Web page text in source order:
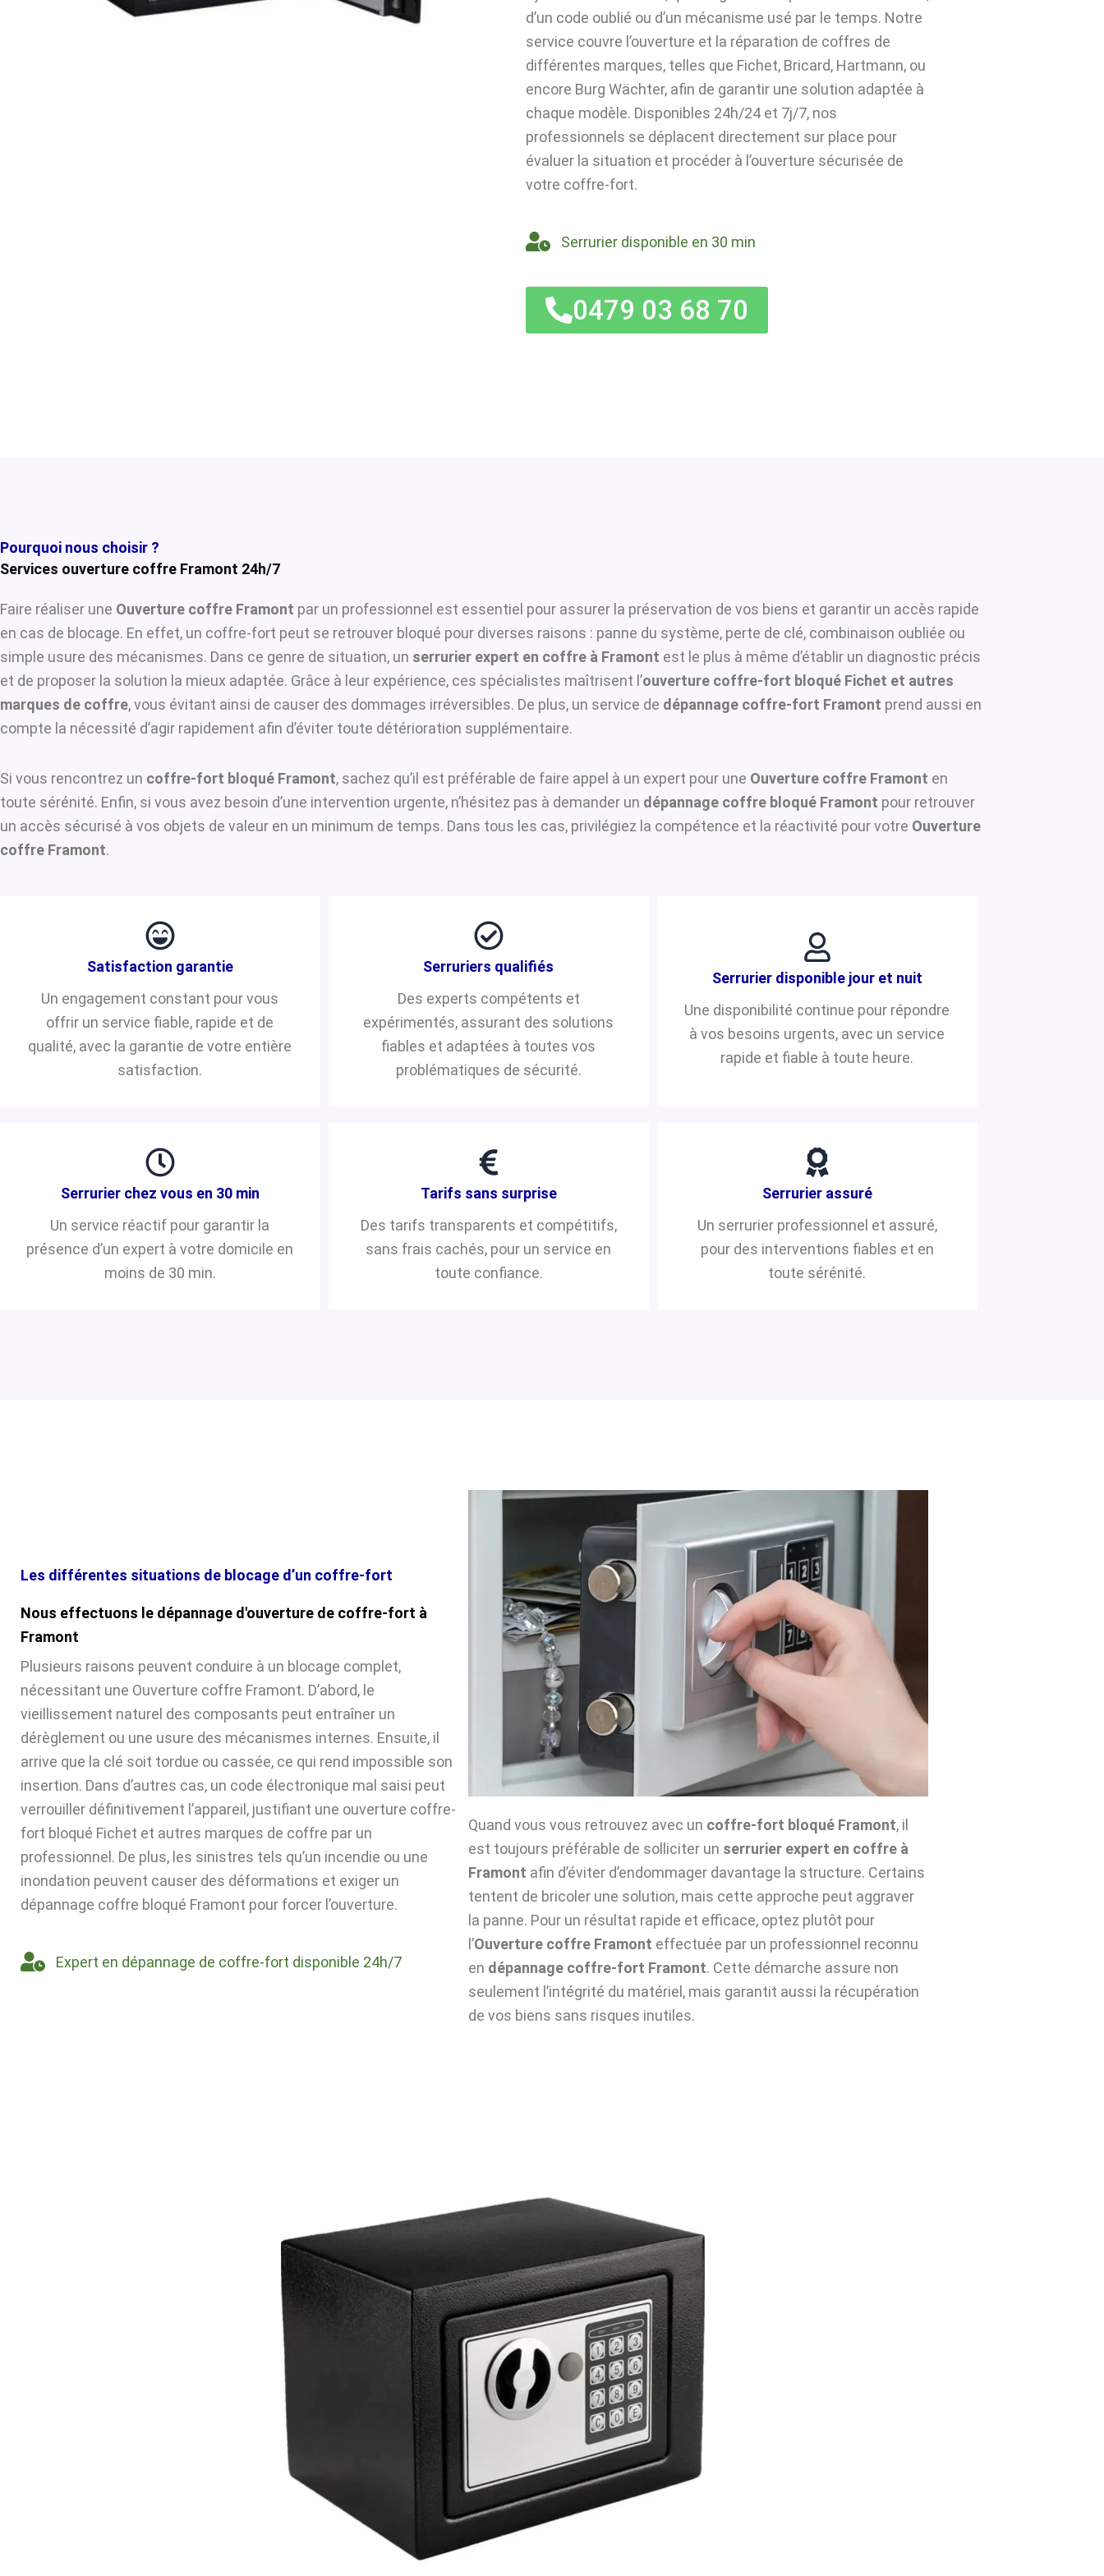
d’un code oublié ou d’un mécanisme usé par le temps. Notre
service couvre l’ouverture et la réparation de coffres de
différentes marques, telles que Fichet, Bricard, Hartmann, ou
encore Burg Wächter, afin de garantir une solution adaptée à
chaque modèle. Disponibles 24h/24 et 7j/7, nos
professionnels se déplacent directement sur place pour
évaluer la situation et procéder à l’ouverture sécurisée de
votre coffre-fort.
Serrurier disponible en 30 min
0479 03 68 70
Pourquoi nous choisir ?
Services ouverture coffre Framont 24h/7
Faire réaliser une Ouverture coffre Framont par un professionnel est essentiel pour assurer la préservation de vos biens et garantir un accès rapide
en cas de blocage. En effet, un coffre-fort peut se retrouver bloqué pour diverses raisons : panne du système, perte de clé, combinaison oubliée ou
simple usure des mécanismes. Dans ce genre de situation, un serrurier expert en coffre à Framont est le plus à même d’établir un diagnostic précis
et de proposer la solution la mieux adaptée. Grâce à leur expérience, ces spécialistes maîtrisent l’ouverture coffre-fort bloqué Fichet et autres
marques de coffre, vous évitant ainsi de causer des dommages irréversibles. De plus, un service de dépannage coffre-fort Framont prend aussi en
compte la nécessité d’agir rapidement afin d’éviter toute détérioration supplémentaire.
Si vous rencontrez un coffre-fort bloqué Framont, sachez qu’il est préférable de faire appel à un expert pour une Ouverture coffre Framont en
toute sérénité. Enfin, si vous avez besoin d’une intervention urgente, n’hésitez pas à demander un dépannage coffre bloqué Framont pour retrouver
un accès sécurisé à vos objets de valeur en un minimum de temps. Dans tous les cas, privilégiez la compétence et la réactivité pour votre Ouverture
coffre Framont.
Satisfaction garantie
Un engagement constant pour vous
offrir un service fiable, rapide et de
qualité, avec la garantie de votre entière
satisfaction.
Serruriers qualifiés
Des experts compétents et
expérimentés, assurant des solutions
fiables et adaptées à toutes vos
problématiques de sécurité.
Serrurier disponible jour et nuit
Une disponibilité continue pour répondre
à vos besoins urgents, avec un service
rapide et fiable à toute heure.
Serrurier chez vous en 30 min
Un service réactif pour garantir la
présence d’un expert à votre domicile en
moins de 30 min.
Tarifs sans surprise
Des tarifs transparents et compétitifs,
sans frais cachés, pour un service en
toute confiance.
Serrurier assuré
Un serrurier professionnel et assuré,
pour des interventions fiables et en
toute sérénité.
Les différentes situations de blocage d’un coffre-fort
Nous effectuons le dépannage d'ouverture de coffre-fort à
Framont
Plusieurs raisons peuvent conduire à un blocage complet,
nécessitant une Ouverture coffre Framont. D’abord, le
vieillissement naturel des composants peut entraîner un
dérèglement ou une usure des mécanismes internes. Ensuite, il
arrive que la clé soit tordue ou cassée, ce qui rend impossible son
insertion. Dans d’autres cas, un code électronique mal saisi peut
verrouiller définitivement l’appareil, justifiant une ouverture coffre-
fort bloqué Fichet et autres marques de coffre par un
professionnel. De plus, les sinistres tels qu’un incendie ou une
inondation peuvent causer des déformations et exiger un
dépannage coffre bloqué Framont pour forcer l’ouverture.
Expert en dépannage de coffre-fort disponible 24h/7
Quand vous vous retrouvez avec un coffre-fort bloqué Framont, il
est toujours préférable de solliciter un serrurier expert en coffre à
Framont afin d’éviter d’endommager davantage la structure. Certains
tentent de bricoler une solution, mais cette approche peut aggraver
la panne. Pour un résultat rapide et efficace, optez plutôt pour
l’Ouverture coffre Framont effectuée par un professionnel reconnu
en dépannage coffre-fort Framont. Cette démarche assure non
seulement l’intégrité du matériel, mais garantit aussi la récupération
de vos biens sans risques inutiles.